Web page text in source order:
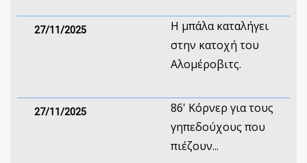
27/11/2025
H μπάλα καταλήγει
στην κατοχή του
Αλομέροβιτς.
27/11/2025
86' Κόρνερ για τους
γηπεδούχους που
πιέζουν...